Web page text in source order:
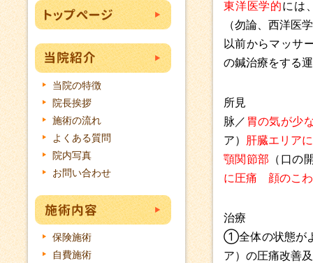
当院の特徴
院長挨拶
施術の流れ
よくある質問
院内写真
お問い合わせ
保険施術
自費施術
東洋医学的には
（勿論、西洋医
以前からマッサ
の鍼治療をする
所見
脉／ 胃の気が少
ア） 肝臓エリア
顎関節部 （口の
に圧痛
顔のこ
治療
①全体の状態が
ア）の圧痛改善